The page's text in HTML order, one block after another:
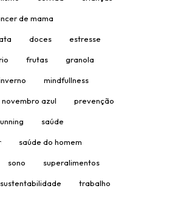
de mama
doces estresse
frutas granola
mindfullness
novembro azul prevenção
saúde
saúde do homem
sono superalimentos
sustentabilidade trabalho